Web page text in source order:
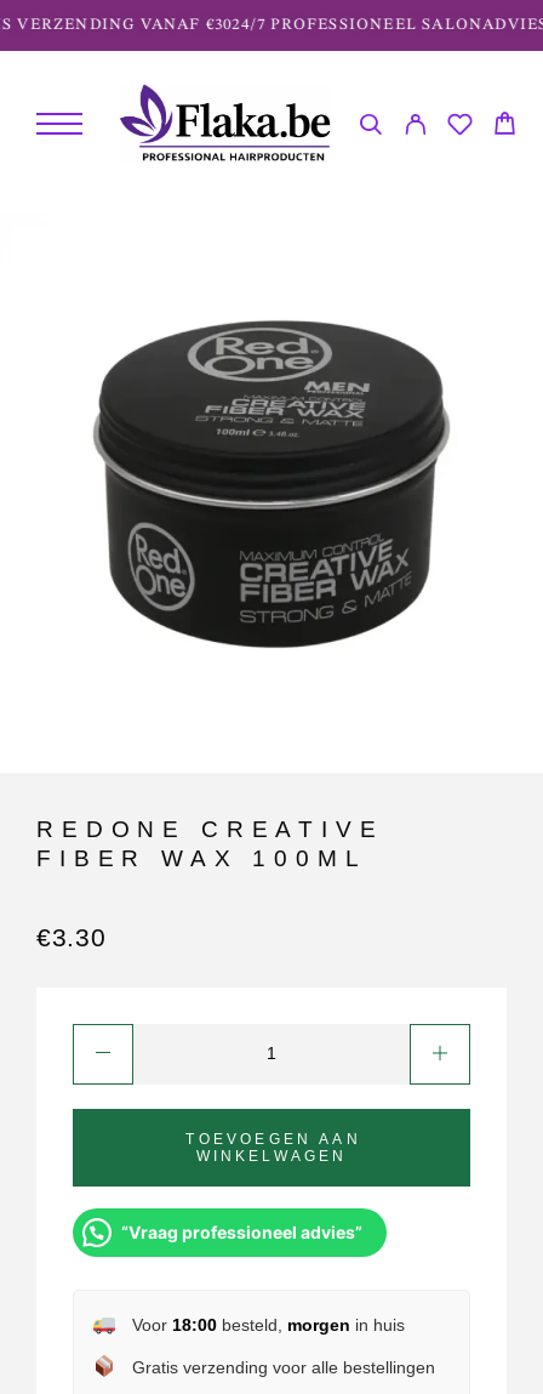
VERZENDING VANAF €3024/7 PROFESSIONEEL SALONADVIES
REDONE CREATIVE
FIBER WAX 100ML
€3.30
TOEVOEGEN AAN
WINKELWAGEN
“Vraag professioneel advies”
Voor 18:00besteld, morgen in huis
Gratis verzending voor alle bestellingen